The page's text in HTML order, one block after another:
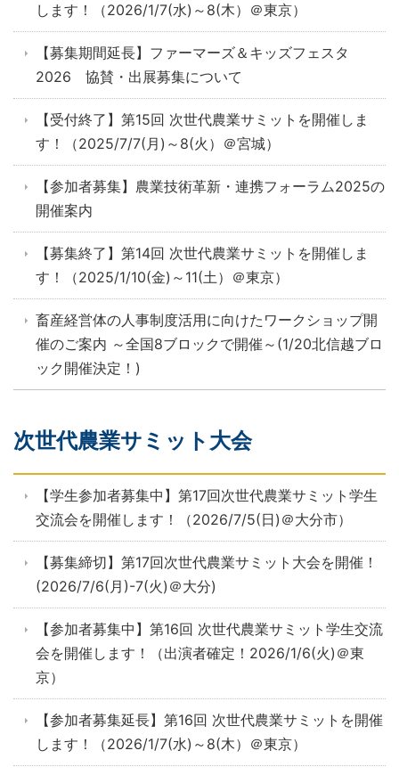
します！（2026/1/7(水)～8(木）＠東京）
【募集期間延長】ファーマーズ＆キッズフェスタ
2026 協賛・出展募集について
【受付終了】第15回 次世代農業サミットを開催しま
す！（2025/7/7(月)～8(火）＠宮城）
【参加者募集】農業技術革新・連携フォーラム2025の
開催案内
【募集終了】第14回 次世代農業サミットを開催しま
す！（2025/1/10(金)～11(土）＠東京）
畜産経営体の人事制度活用に向けたワークショップ開
催のご案内 ～全国8ブロックで開催～(1/20北信越ブロ
ック開催決定！)
次世代農業サミット大会
【学生参加者募集中】第17回次世代農業サミット学生
交流会を開催します！（2026/7/5(日)＠大分市）
【募集締切】第17回次世代農業サミット大会を開催！
(2026/7/6(月)-7(火)＠大分)
【参加者募集中】第16回 次世代農業サミット学生交流
会を開催します！（出演者確定！2026/1/6(火)＠東
京）
【参加者募集延長】第16回 次世代農業サミットを開催
します！（2026/1/7(水)～8(木）＠東京）